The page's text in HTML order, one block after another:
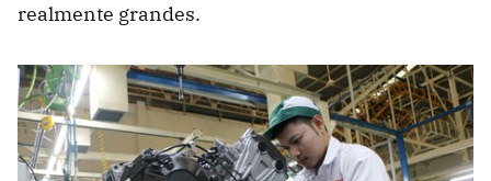
realmente grandes.